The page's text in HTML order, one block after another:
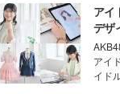
ます。
モデ
好さ
ク
すヒ
生理
アイ
デザ
愛い
クロ
アイ
イド